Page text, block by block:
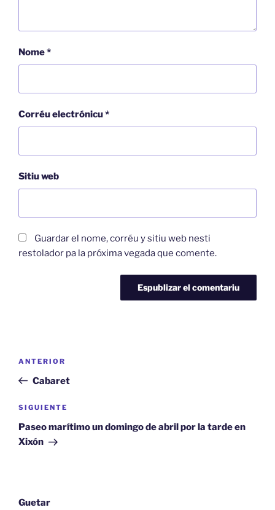
Nome*
Corréu electrónicu*
Sitiu web
Guardar el nome, corréu y sitiu web nesti
restolador pa la próxima vegada que comente.
artículos
Artículu
anterior
ANTERIOR
Cabaret
Artículu
siguiente
SIGUIENTE
Paseo marítimo un domingo de abril por la tarde en
Xixón
Guetar